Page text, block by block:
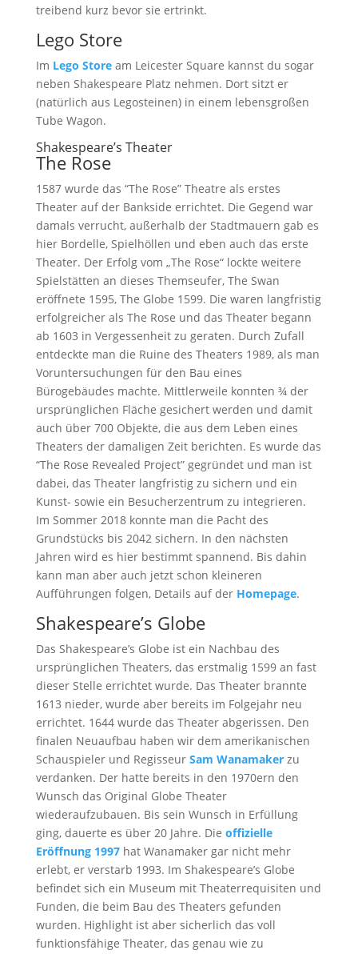
treibend kurz bevor sie ertrinkt.
Lego Store
Im Lego Stoream Leicester Square kannst du sogar
neben Shakespeare Platz nehmen. Dort sitzt er
(natürlich aus Legosteinen) in einem lebensgroßen
Tube Wagon.
Shakespeare’s Theater
The Rose
1587 wurde das “The Rose” Theatre als erstes
Theater auf der Bankside errichtet. Die Gegend war
damals verrucht, außerhalb der Stadtmauern gab es
hier Bordelle, Spielhöllen und eben auch das erste
Theater. Der Erfolg vom „The Rose“ lockte weitere
Spielstätten an dieses Themseufer, The Swan
eröffnete 1595, The Globe 1599. Die waren langfristig
erfolgreicher als The Rose und das Theater begann
ab 1603 in Vergessenheit zu geraten. Durch Zufall
entdeckte man die Ruine des Theaters 1989, als man
Voruntersuchungen für den Bau eines
Bürogebäudes machte. Mittlerweile konnten ¾ der
ursprünglichen Fläche gesichert werden und damit
auch über 700 Objekte, die aus dem Leben eines
Theaters der damaligen Zeit berichten. Es wurde das
“The Rose Revealed Project” gegründet und man ist
dabei, das Theater langfristig zu sichern und ein
Kunst- sowie ein Besucherzentrum zu integrieren.
Im Sommer 2018 konnte man die Pacht des
Grundstücks bis 2042 sichern. In den nächsten
Jahren wird es hier bestimmt spannend. Bis dahin
kann man aber auch jetzt schon kleineren
Aufführungen folgen, Details auf der Homepage.
Shakespeare’s Globe
Das Shakespeare’s Globe ist ein Nachbau des
ursprünglichen Theaters, das erstmalig 1599 an fast
dieser Stelle errichtet wurde. Das Theater brannte
1613 nieder, wurde aber bereits im Folgejahr neu
errichtet. 1644 wurde das Theater abgerissen. Den
finalen Neuaufbau haben wir dem amerikanischen
Schauspieler und Regisseur Sam Wanamakerzu
verdanken. Der hatte bereits in den 1970ern den
Wunsch das Original Globe Theater
wiederaufzubauen. Bis sein Wunsch in Erfüllung
ging, dauerte es über 20 Jahre. Die offizielle
Eröffnung 1997hat Wanamaker gar nicht mehr
erlebt, er verstarb 1993. Im Shakespeare’s Globe
befindet sich ein Museum mit Theaterrequisiten und
Funden, die beim Bau des Theaters gefunden
wurden. Highlight ist aber sicherlich das voll
funktionsfähige Theater, das genau wie zu